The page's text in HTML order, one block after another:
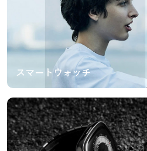
スマートウォッチ